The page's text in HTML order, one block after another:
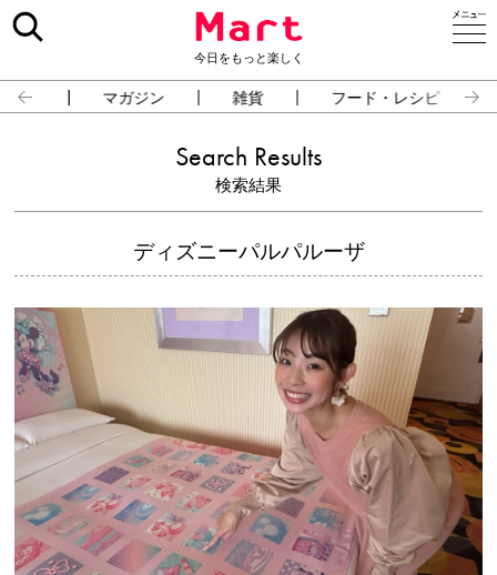
今日をもっと楽しく
占い マガジン 雑貨 フード・レシピ
Search Results
検索結果
ディズニーパルパルーザ